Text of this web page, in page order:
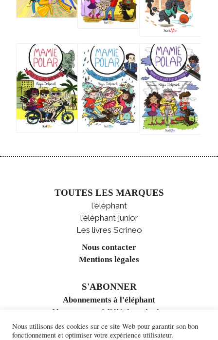
TOUTES LES MARQUES
l'éléphant
l'éléphant junior
Les livres Scrineo
Nous contacter
Mentions légales
S'ABONNER
Abonnements à l'éléphant
Abonnements à l'éléphant junior
Nous utilisons des cookies sur ce site Web pour garantir son bon
fonctionnement et optimiser votre expérience utilisateur.